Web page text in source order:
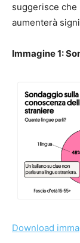
suggerisce
aumenterà
Immagine 1:
Download